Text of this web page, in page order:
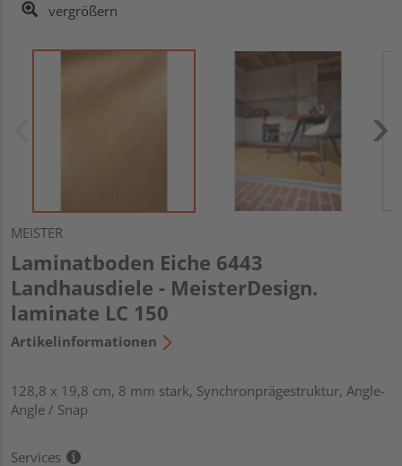
vergrößern
MEISTER
Laminatboden Eiche 6443
Landhausdiele - MeisterDesign.
laminate LC 150
Artikelinformationen
128,8 x 19,8 cm, 8 mm stark, Synchronprägestruktur, Angle-
Angle / Snap
Services